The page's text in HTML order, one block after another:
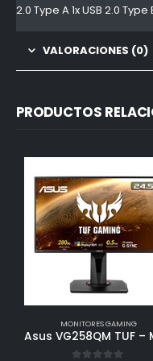
2.0 Type A 1x USB 2.0
VALORACIONES (0)
PRODUCTOS
MONITORES GAMING